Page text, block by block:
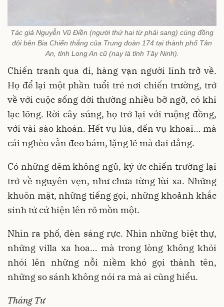
Tác giả Nguyễn Vũ Điền (người thứ hai từ phải sang) cùng đồng
đội bên Bia Chiến thắng của Trung đoàn 174 tại thành phố Tân
An, tỉnh Long An cũ (nay là tỉnh Tây Ninh).
Chiến tranh qua đi, hàng vạn người lính trở về.
Họ để lại một phần tuổi trẻ nơi chiến trường, trở
về với cuộc sống đời thường nhiều bỡ ngỡ, có khi
lạc lõng. Rời cây súng, họ trở lại với ruộng đồng,
với vài sào khoán. Hết vụ lúa, đến vụ khoai… mà
cái nghèo vẫn đeo bám, lặng lẽ mà dai dẳng.
Có những đêm không ngủ, ký ức chiến trường lại
trở về nguyên vẹn, như chưa từng lùi xa. Những
khuôn mặt, những tiếng gọi, những khoảnh khắc
sinh tử cứ hiện lên rõ mồn một.
Nhìn ra phố, đèn sáng rực. Nhìn những biệt thự,
những villa xa hoa… mà trong lòng không khỏi
nhói lên những nỗi niềm khó gọi thành tên,
những so sánh không nói ra mà ai cũng hiểu.
Tháng Tư